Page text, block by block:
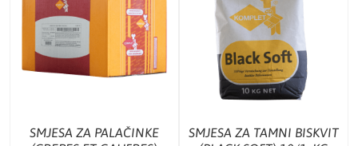
SMJESA ZA PALAČINKE
SMJESA ZA TAMNI BISKVIT